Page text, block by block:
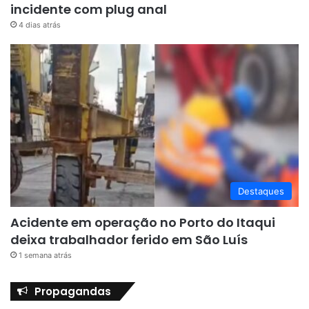
incidente com plug anal
4 dias atrás
Destaques
Acidente em operação no Porto do Itaqui
deixa trabalhador ferido em São Luís
1 semana atrás
Propagandas